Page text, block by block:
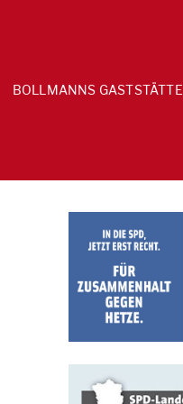
BOLLMANNS GASTSTÄTTE